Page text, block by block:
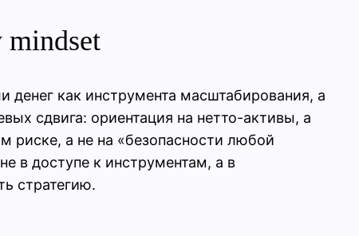
mindset
как инструмента масштабирования, а
сдвига: ориентация на нетто-активы, а
риске, а не на «безопасности любой
в доступе к инструментам, а в
стратегию.